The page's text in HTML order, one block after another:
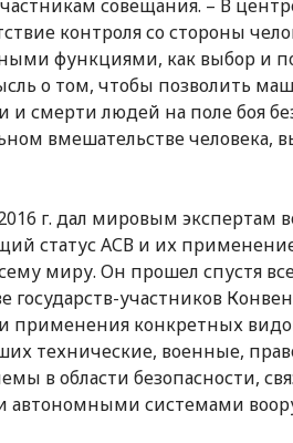
совещания. – В
контроля со стороны
функциями, как выбор и
о том, чтобы позволить
смерти людей на поле боя
вмешательстве человека,
г. дал мировым экспертам
статус АСВ и их
миру. Он прошел спустя
государств-участников
применения конкретных
технические, военные,
в области безопасности,
автономными системами